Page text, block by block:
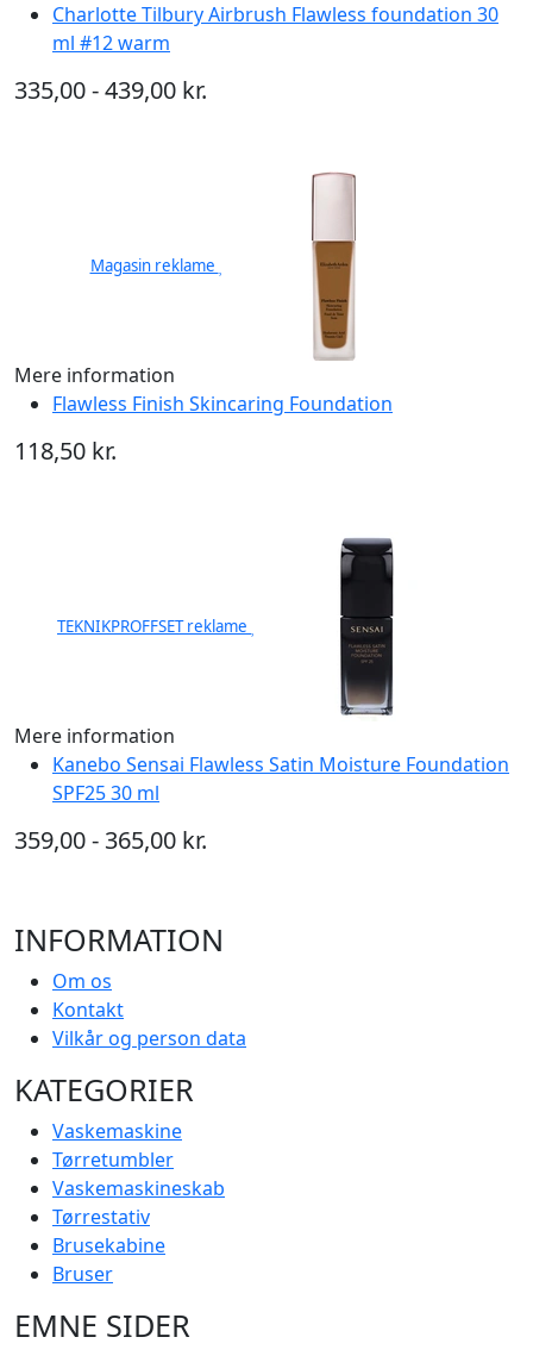
Charlotte Tilbury Airbrush Flawless foundation 30
ml #12 warm
335,00 - 439,00 kr.
Magasin reklame
Mere information
Flawless Finish Skincaring Foundation
118,50 kr.
TEKNIKPROFFSET reklame
Mere information
Kanebo Sensai Flawless Satin Moisture Foundation
SPF25 30 ml
359,00 - 365,00 kr.
INFORMATION
Om os
Kontakt
Vilkår og person data
KATEGORIER
Vaskemaskine
Tørretumbler
Vaskemaskineskab
Tørrestativ
Brusekabine
Bruser
EMNE SIDER